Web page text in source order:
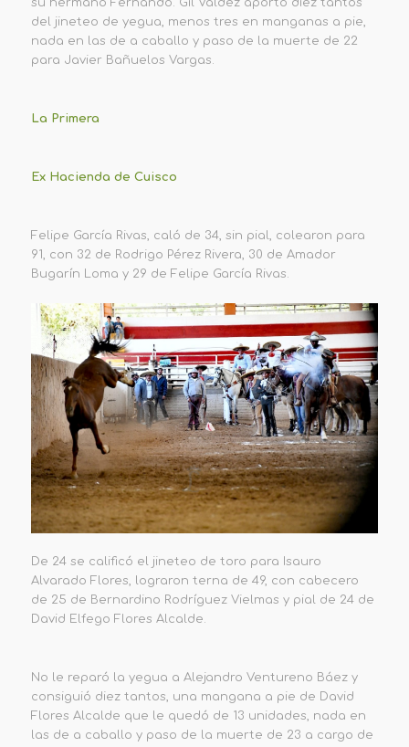
del jineteo de yegua, menos tres en manganas a pie,
nada en las de a caballo y paso de la muerte de 22
para Javier Bañuelos Vargas.
La Primera
Ex Hacienda de Cuisco
Felipe García Rivas, caló de 34, sin pial, colearon para
91, con 32 de Rodrigo Pérez Rivera, 30 de Amador
Bugarín Loma y 29 de Felipe García Rivas.
De 24 se calificó el jineteo de toro para Isauro
Alvarado Flores, lograron terna de 49, con cabecero
de 25 de Bernardino Rodríguez Vielmas y pial de 24 de
David Elfego Flores Alcalde.
No le reparó la yegua a Alejandro Ventureno Báez y
consiguió diez tantos, una mangana a pie de David
Flores Alcalde que le quedó de 13 unidades, nada en
las de a caballo y paso de la muerte de 23 a cargo de